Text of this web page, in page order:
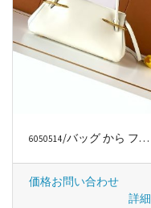
6050514/バッグ から ファッションラグジュアリー
価格お問い合わせ
詳細